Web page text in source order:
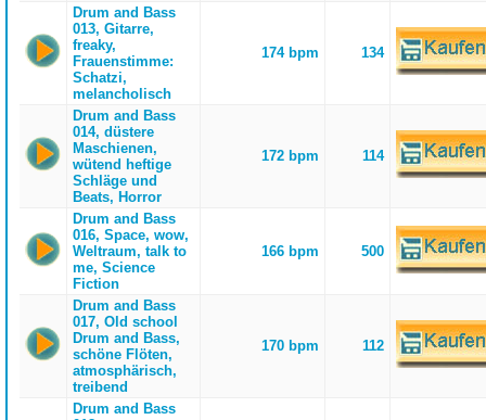
Drum and Bass
013, Gitarre,
freaky,
Frauenstimme:
Schatzi,
melancholisch
174 bpm 134
Drum and Bass
014, düstere
Maschienen,
wütend heftige
Schläge und
Beats, Horror
172 bpm 114
Drum and Bass
016, Space, wow,
Weltraum, talk to
me, Science
Fiction
166 bpm 500
Drum and Bass
017, Old school
Drum and Bass,
schöne Flöten,
atmosphärisch,
treibend
170 bpm 112
Drum and Bass